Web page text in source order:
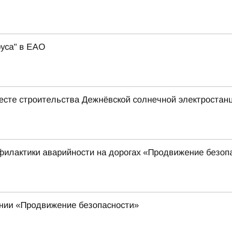
в ЕАО
строительства Дежнёвской солнечной
аварийности на дорогах «Продвижение
«Продвижение безопасности»